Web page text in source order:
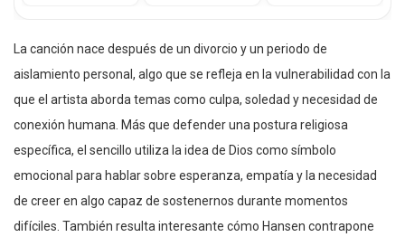
La canción nace después de un divorcio y un periodo de
aislamiento personal, algo que se refleja en la vulnerabilidad con la
que el artista aborda temas como culpa, soledad y necesidad de
conexión humana. Más que defender una postura religiosa
específica, el sencillo utiliza la idea de Dios como símbolo
emocional para hablar sobre esperanza, empatía y la necesidad
de creer en algo capaz de sostenernos durante momentos
difíciles. También resulta interesante cómo Hansen contrapone